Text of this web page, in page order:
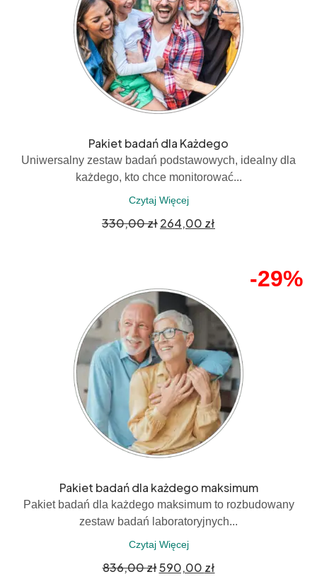
Pakiet badań dla Każdego
Uniwersalny zestaw badań podstawowych, idealny dla
każdego, kto chce monitorować...
Czytaj Więcej
330,00zł264,00 zł
-29%
Pakiet badań dla każdego maksimum
Pakiet badań dla każdego maksimum to rozbudowany
zestaw badań laboratoryjnych...
Czytaj Więcej
836,00zł590,00 zł